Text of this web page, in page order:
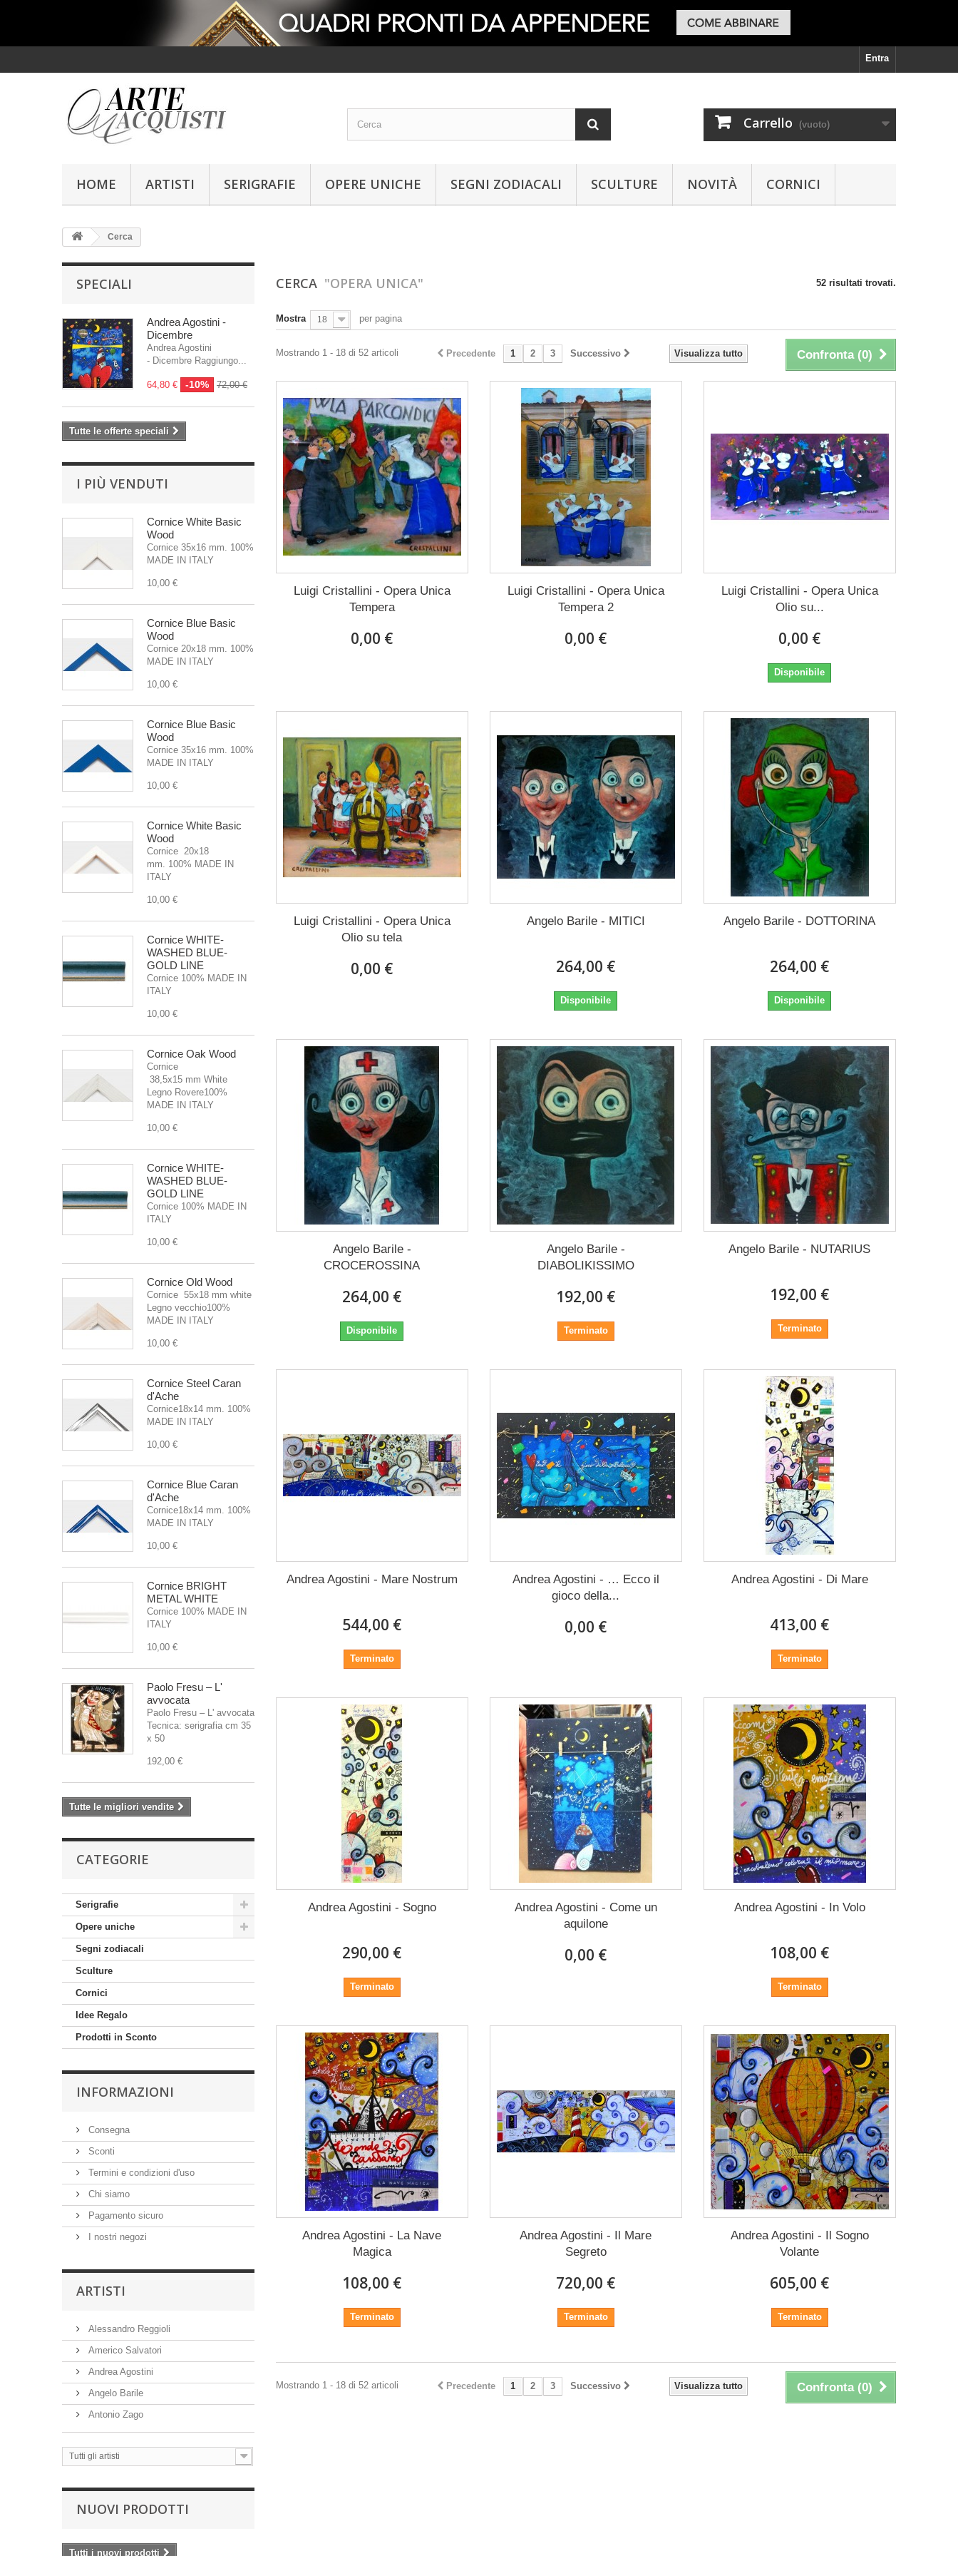
Entra
Carrello (vuoto)
HOME ARTISTI SERIGRAFIE OPERE UNICHE SEGNI ZODIACALI SCULTURE NOVITÀ CORNICI
Cerca
SPECIALI
Andrea Agostini -
Dicembre
Andrea Agostini
- Dicembre Raggiungo...
64,80 € -10% 72,00 €
Tutte le offerte speciali
I PIÙ VENDUTI
Cornice White Basic
Wood
Cornice 35x16 mm. 100%
MADE IN ITALY
10,00 €
Cornice Blue Basic
Wood
Cornice 20x18 mm. 100%
MADE IN ITALY
10,00 €
Cornice Blue Basic
Wood
Cornice 35x16 mm. 100%
MADE IN ITALY
10,00 €
Cornice White Basic
Wood
Cornice 20x18
mm. 100% MADE IN
ITALY
10,00 €
Cornice WHITE-
WASHED BLUE-
GOLD LINE
Cornice 100% MADE IN
ITALY
10,00 €
Cornice Oak Wood
Cornice
38,5x15 mm White
Legno Rovere100%
MADE IN ITALY
10,00 €
Cornice WHITE-
WASHED BLUE-
GOLD LINE
Cornice 100% MADE IN
ITALY
10,00 €
Cornice Old Wood
Cornice 55x18 mm white
Legno vecchio100%
MADE IN ITALY
10,00 €
Cornice Steel Caran
d'Ache
Cornice18x14 mm. 100%
MADE IN ITALY
10,00 €
Cornice Blue Caran
d'Ache
Cornice18x14 mm. 100%
MADE IN ITALY
10,00 €
Cornice BRIGHT
METAL WHITE
Cornice 100% MADE IN
ITALY
10,00 €
Paolo Fresu – L'
avvocata
Paolo Fresu – L' avvocata
Tecnica: serigrafia cm 35
x 50
192,00 €
Tutte le migliori vendite
CATEGORIE
Serigrafie
Opere uniche
Segni zodiacali
Sculture
Cornici
Idee Regalo
Prodotti in Sconto
INFORMAZIONI
Consegna
Sconti
Termini e condizioni d'uso
Chi siamo
Pagamento sicuro
I nostri negozi
ARTISTI
Alessandro Reggioli
Americo Salvatori
Andrea Agostini
Angelo Barile
Antonio Zago
Tutti gli artisti
NUOVI PRODOTTI
Tutti i nuovi prodotti
CERCA "OPERA UNICA" 52 risultati trovati.
Mostra 18 per pagina
Confronta (0)
Visualizza tutto
Precedente 1 2 3 Successivo
Mostrando 1 - 18 di 52 articoli
Luigi Cristallini - Opera Unica
Tempera
0,00 €
Luigi Cristallini - Opera Unica
Tempera 2
0,00 €
Luigi Cristallini - Opera Unica
Olio su...
0,00 €
Disponibile
Luigi Cristallini - Opera Unica
Olio su tela
0,00 €
Angelo Barile - MITICI
264,00 €
Disponibile
Angelo Barile - DOTTORINA
264,00 €
Disponibile
Angelo Barile -
CROCEROSSINA
264,00 €
Disponibile
Angelo Barile -
DIABOLIKISSIMO
192,00 €
Terminato
Angelo Barile - NUTARIUS
192,00 €
Terminato
Andrea Agostini - Mare Nostrum
544,00 €
Terminato
Andrea Agostini - … Ecco il
gioco della...
0,00 €
Andrea Agostini - Di Mare
413,00 €
Terminato
Andrea Agostini - Sogno
290,00 €
Terminato
Andrea Agostini - Come un
aquilone
0,00 €
Andrea Agostini - In Volo
108,00 €
Terminato
Andrea Agostini - La Nave
Magica
108,00 €
Terminato
Andrea Agostini - Il Mare
Segreto
720,00 €
Terminato
Andrea Agostini - Il Sogno
Volante
605,00 €
Terminato
Confronta (0)
Visualizza tutto
Precedente 1 2 3 Successivo
Mostrando 1 - 18 di 52 articoli